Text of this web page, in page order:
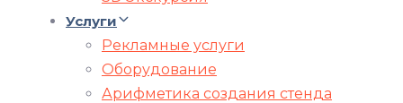
Услуги
Рекламные услуги
Оборудование
Арифметика создания стенда